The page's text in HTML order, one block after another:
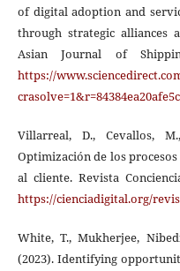
of digital adoption and
through strategic alliances
Asian Journal of
https://
Villarreal, D., Cevallos,
Optimización de los
al cliente. Revista
https://cienciadigital.org/
White, T., Mukherjee,
(2023). Identifying